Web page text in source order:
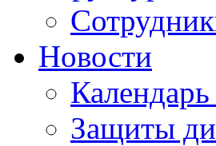
Новости
Защиты